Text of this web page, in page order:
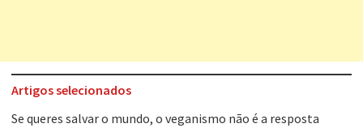
Artigos selecionados
Tem que filmar isso daí